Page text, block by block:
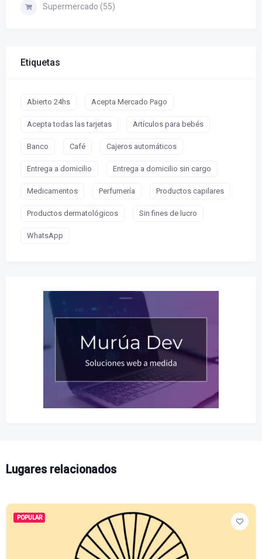
Supermercado (55)
Etiquetas
Abierto 24hs Acepta Mercado Pago
Acepta todas las tarjetas Artículos para bebés
Banco Café Cajeros automáticos
Entrega a domicilio Entrega a domicilio sin cargo
Medicamentos Perfumería Productos capilares
Productos dermatológicos Sin fines de lucro
WhatsApp
Lugares relacionados
POPULAR